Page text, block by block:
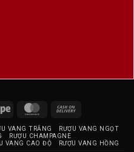
gỗ sang trọng
Stripe MasterCard
Delivery
VANG TRẮNG
RƯỢU VANG NGỌT
RƯỢU CHAMPAGNE
VANG CAO ĐỘ RƯỢU VANG HỒNG